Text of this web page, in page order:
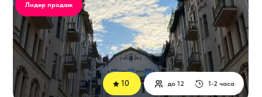
Лидер продаж
10 1-2 часа
до 12